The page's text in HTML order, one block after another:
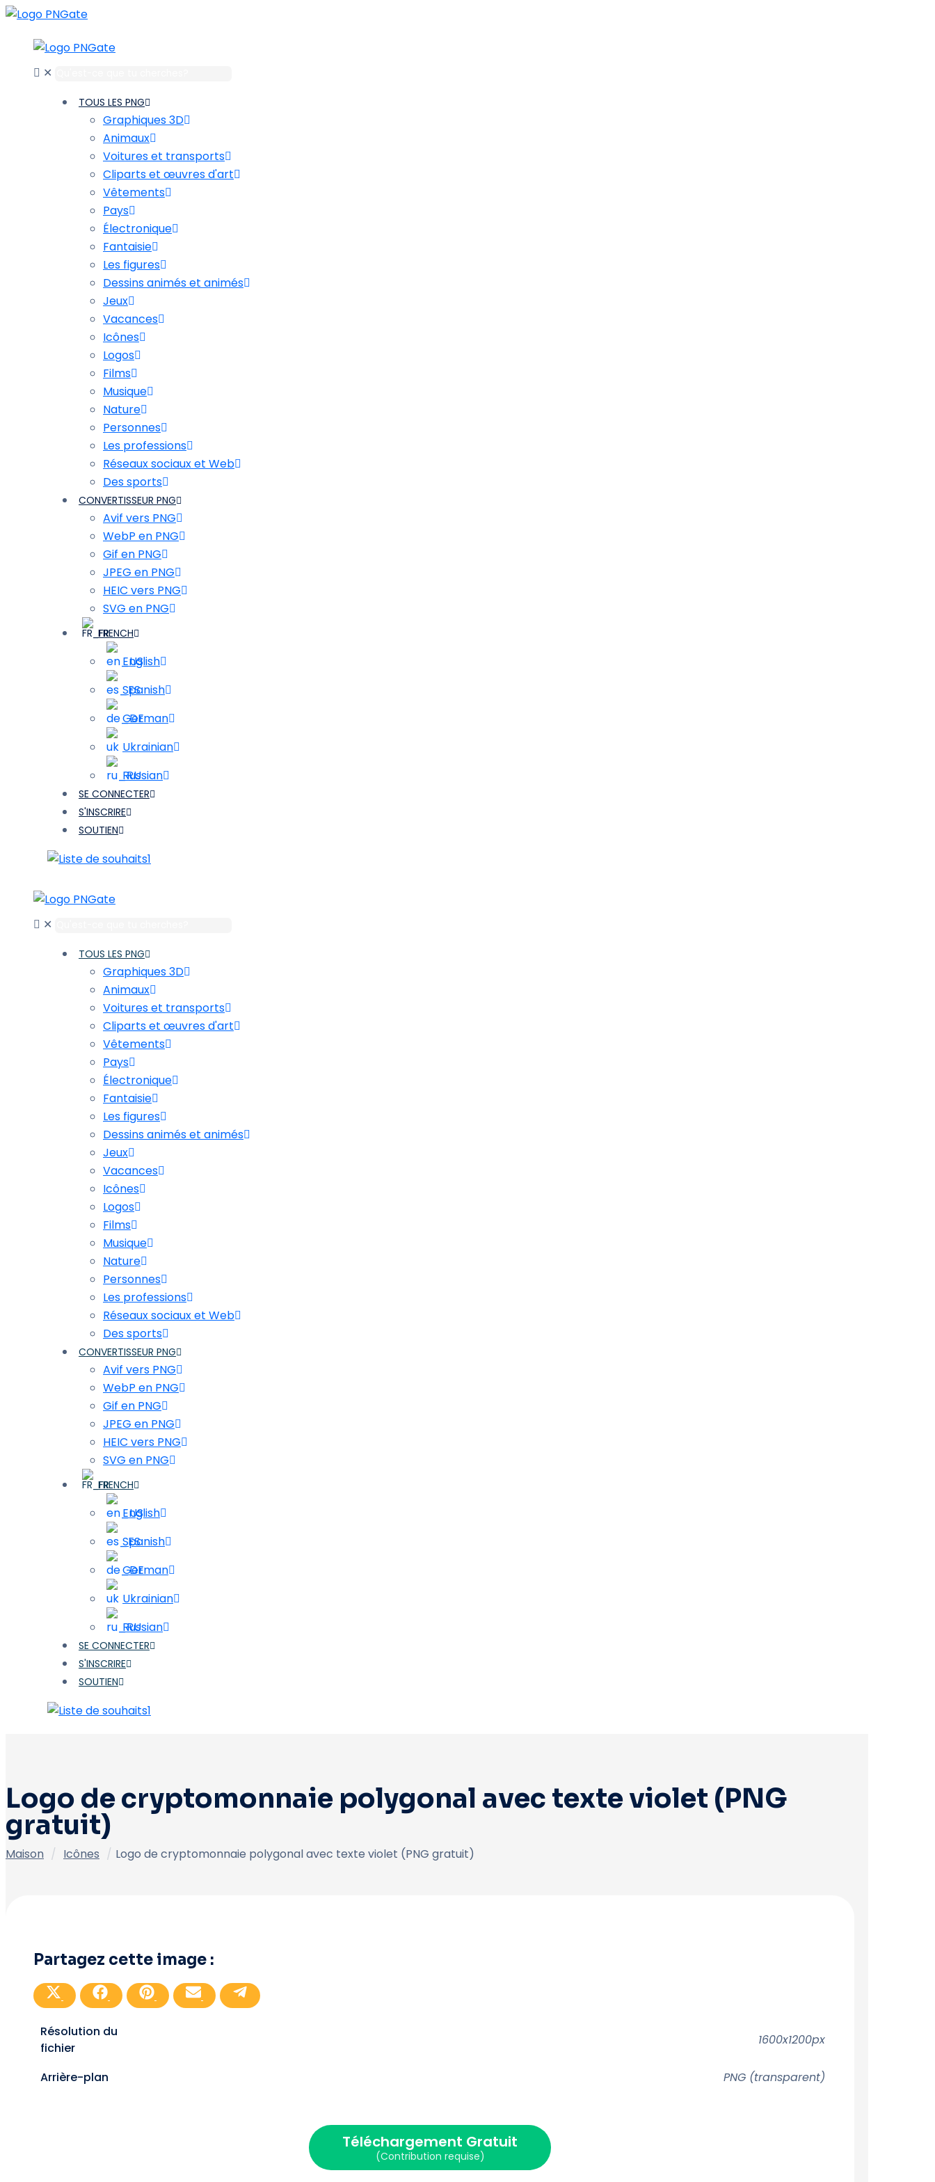
✕
TOUS LES PNG
Graphiques 3D
Animaux
Voitures et transports
Cliparts et œuvres d'art
Vêtements
Pays
Électronique
Fantaisie
Les figures
Dessins animés et animés
Jeux
Vacances
Icônes
Logos
Films
Musique
Nature
Personnes
Les professions
Réseaux sociaux et Web
Des sports
CONVERTISSEUR PNG
Avif vers PNG
WebP en PNG
Gif en PNG
JPEG en PNG
HEIC vers PNG
SVG en PNG
FRENCH
English
Spanish
German
Ukrainian
Russian
SE CONNECTER
S'INSCRIRE
SOUTIEN
1
✕
TOUS LES PNG
Graphiques 3D
Animaux
Voitures et transports
Cliparts et œuvres d'art
Vêtements
Pays
Électronique
Fantaisie
Les figures
Dessins animés et animés
Jeux
Vacances
Icônes
Logos
Films
Musique
Nature
Personnes
Les professions
Réseaux sociaux et Web
Des sports
CONVERTISSEUR PNG
Avif vers PNG
WebP en PNG
Gif en PNG
JPEG en PNG
HEIC vers PNG
SVG en PNG
FRENCH
English
Spanish
German
Ukrainian
Russian
SE CONNECTER
S'INSCRIRE
SOUTIEN
1
Logo de cryptomonnaie polygonal avec texte violet (PNG
gratuit)
Maison / Icônes / Logo de cryptomonnaie polygonal avec texte violet (PNG gratuit)
Partagez cette image :
Partager
sur
X
Partager
sur
Facebook
Partager
sur
Pinterest
Partager
sur
E-
Partager
sur
Télégramme
Résolution du
fichier
1600x1200px
Arrière-plan PNG (transparent)
Téléchargement Gratuit
(Contribution requise)